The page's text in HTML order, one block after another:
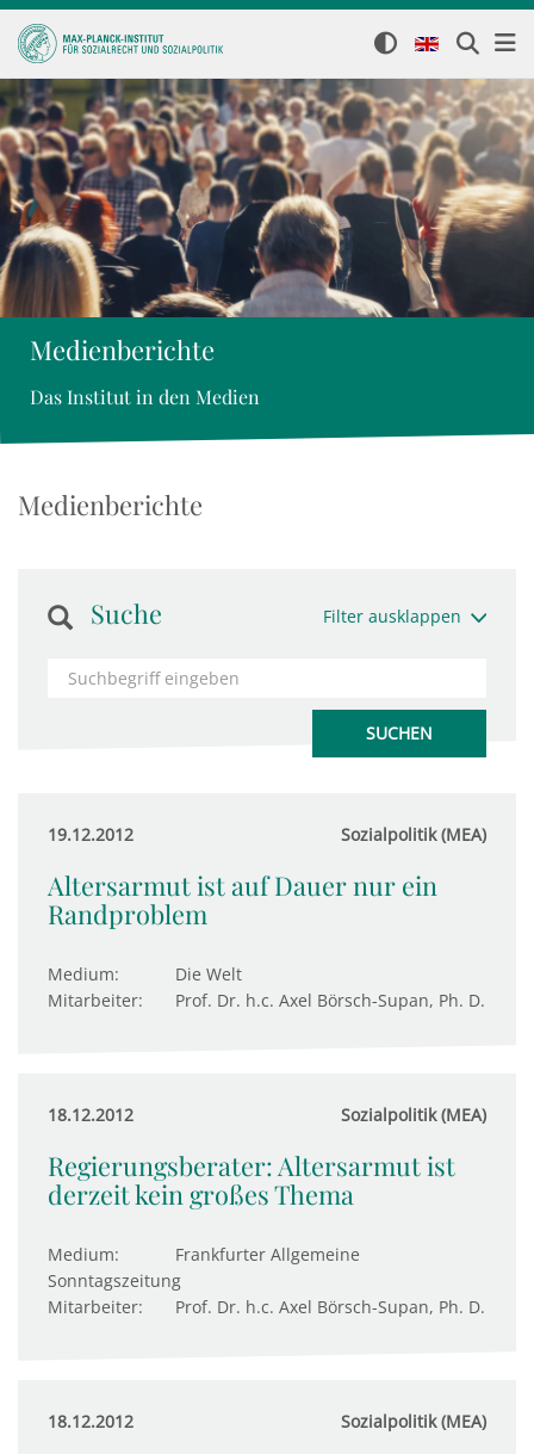
Medienberichte
Das Institut in den Medien
Medienberichte
Suche Filter ausklappen
19.12.2012 Sozialpolitik (MEA)
Altersarmut ist auf Dauer nur ein
Randproblem
Medium:
Die Welt
Mitarbeiter:
Prof. Dr. h.c. Axel Börsch-Supan, Ph. D.
18.12.2012 Sozialpolitik (MEA)
Regierungsberater: Altersarmut ist
derzeit kein großes Thema
Medium:
Frankfurter Allgemeine
Sonntagszeitung
Mitarbeiter:
Prof. Dr. h.c. Axel Börsch-Supan, Ph. D.
18.12.2012 Sozialpolitik (MEA)